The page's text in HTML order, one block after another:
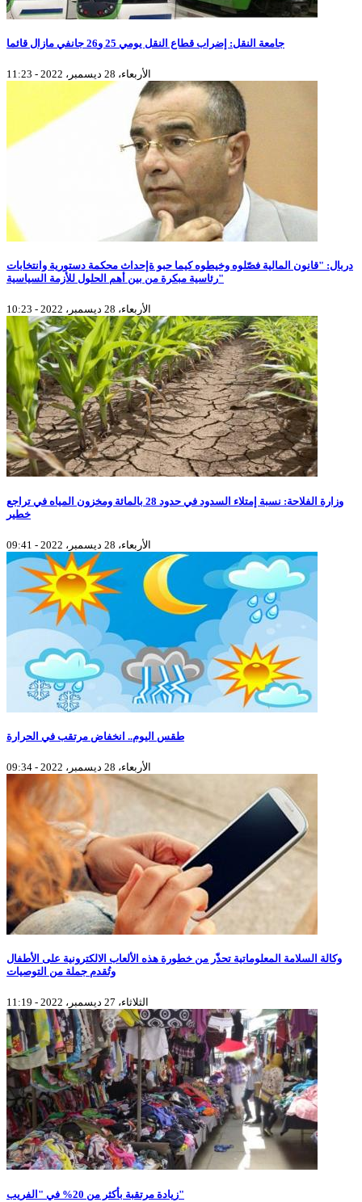
جامعة النقل: إضراب قطاع النقل يومي 25 و26 جانفي مازال قائما
الأربعاء، 28 ديسمبر، 2022 - 11:23
دربال: "قانون المالية فصّلوه وخيطوه كيما حبو ةإحداث محكمة دستورية وانتخابات
رئاسية مبكرة من بين أهم الحلول للأزمة السياسية"
الأربعاء، 28 ديسمبر، 2022 - 10:23
وزارة الفلاحة: نسبة إمتلاء السدود في حدود 28 بالمائة ومخزون المياه في تراجع
خطير
الأربعاء، 28 ديسمبر، 2022 - 09:41
طقس اليوم.. انخفاض مرتقب في الحرارة
الأربعاء، 28 ديسمبر، 2022 - 09:34
وكالة السلامة المعلوماتية تحذّر من خطورة هذه الألعاب الالكترونية على الأطفال
وتُقدم جملة من التوصيات
الثلاثاء، 27 ديسمبر، 2022 - 11:19
زيادة مرتقبة بأكثر من 20% في "الفريب"